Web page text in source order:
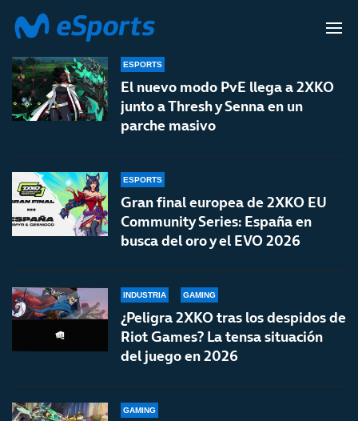
2XKO
ESPORTS
El nuevo modo PvE llega a 2XKO
junto a Thresh y Senna en un
parche masivo
ESPORTS
Gran final europea de 2XKO EU
Community Series: España en
busca del oro y el EVO 2026
INDUSTRIA GAMING
¿Peligra 2XKO tras los despidos de
Riot Games? La tensa situación
del juego en 2026
GAMING